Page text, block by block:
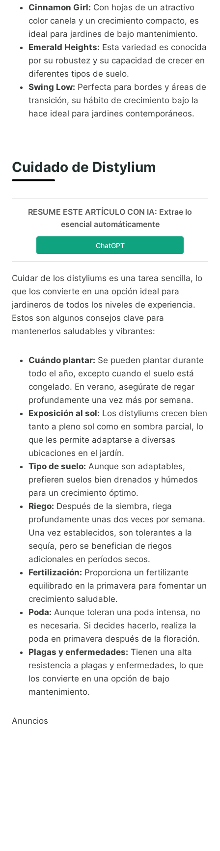
Cinnamon Girl: Con hojas de un atractivo
color canela y un crecimiento compacto, es
ideal para jardines de bajo mantenimiento.
Emerald Heights: Esta variedad es conocida
por su robustez y su capacidad de crecer en
diferentes tipos de suelo.
Swing Low: Perfecta para bordes y áreas de
transición, su hábito de crecimiento bajo la
hace ideal para jardines contemporáneos.
Cuidado de Distylium
RESUME ESTE ARTÍCULO CON IA: Extrae lo
esencial automáticamente
ChatGPT
Cuidar de los distyliums es una tarea sencilla, lo
que los convierte en una opción ideal para
jardineros de todos los niveles de experiencia.
Estos son algunos consejos clave para
mantenerlos saludables y vibrantes:
Cuándo plantar: Se pueden plantar durante
todo el año, excepto cuando el suelo está
congelado. En verano, asegúrate de regar
profundamente una vez más por semana.
Exposición al sol: Los distyliums crecen bien
tanto a pleno sol como en sombra parcial, lo
que les permite adaptarse a diversas
ubicaciones en el jardín.
Tipo de suelo: Aunque son adaptables,
prefieren suelos bien drenados y húmedos
para un crecimiento óptimo.
Riego: Después de la siembra, riega
profundamente unas dos veces por semana.
Una vez establecidos, son tolerantes a la
sequía, pero se benefician de riegos
adicionales en períodos secos.
Fertilización: Proporciona un fertilizante
equilibrado en la primavera para fomentar un
crecimiento saludable.
Poda: Aunque toleran una poda intensa, no
es necesaria. Si decides hacerlo, realiza la
poda en primavera después de la floración.
Plagas y enfermedades: Tienen una alta
resistencia a plagas y enfermedades, lo que
los convierte en una opción de bajo
mantenimiento.
Anuncios